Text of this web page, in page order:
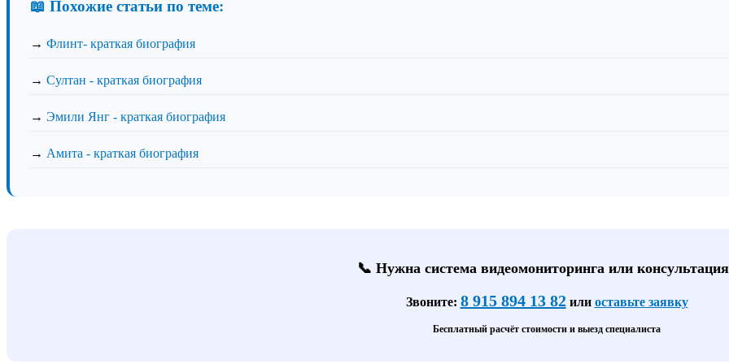
📖 Похожие статьи по теме:
→ Флинт- краткая биография
→ Султан - краткая биография
→ Эмили Янг - краткая биография
→ Амита - краткая биография
📞 Нужна система видеомониторинга или
Звоните: 8 915 894 13 82или оставьте заявку
Бесплатный расчёт стоимости и выезд специалиста